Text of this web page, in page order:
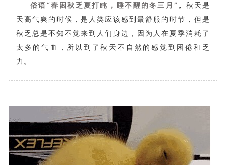
俗语“春困秋乏夏打盹，睡不醒的冬三月” 。秋天是
天高气爽的时候，是人类应该感到最舒服的时节，但是
秋乏总是不知不觉来到人们身边，因为人在夏季消耗了
太多的气血，所以到了秋天不自然的感觉到困倦和乏
力。